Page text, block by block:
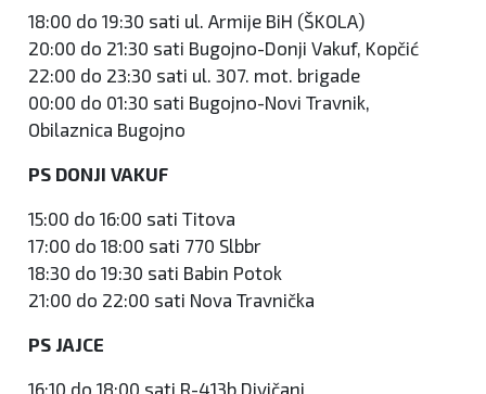
18:00 do 19:30 sati ul. Armije BiH (ŠKOLA)
20:00 do 21:30 sati Bugojno-Donji Vakuf, Kopčić
22:00 do 23:30 sati ul. 307. mot. brigade
00:00 do 01:30 sati Bugojno-Novi Travnik,
Obilaznica Bugojno
PS DONJI VAKUF
15:00 do 16:00 sati Titova
17:00 do 18:00 sati 770 Slbbr
18:30 do 19:30 sati Babin Potok
21:00 do 22:00 sati Nova Travnička
PS JAJCE
16:10 do 18:00 sati R-413b Divičani